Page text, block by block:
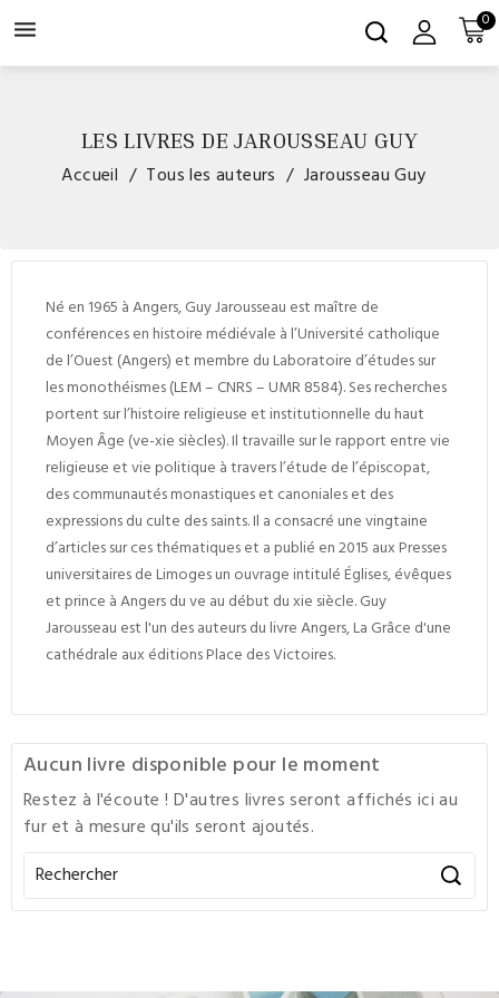
 0
LES LIVRES DE JAROUSSEAU GUY
Accueil Tous les auteurs Jarousseau Guy
Né en 1965 à Angers, Guy Jarousseau est maître de
conférences en histoire médiévale à l’Université catholique
de l’Ouest (Angers) et membre du Laboratoire d’études sur
les monothéismes (LEM – CNRS – UMR 8584). Ses recherches
portent sur l’histoire religieuse et institutionnelle du haut
Moyen Âge (ve-xie siècles). Il travaille sur le rapport entre vie
religieuse et vie politique à travers l’étude de l’épiscopat,
des communautés monastiques et canoniales et des
expressions du culte des saints. Il a consacré une vingtaine
d’articles sur ces thématiques et a publié en 2015 aux Presses
universitaires de Limoges un ouvrage intituléÉglises, évêques
et prince à Angers duve au début duxie siècle. Guy
Jarousseau est l'un des auteurs du livre Angers, La Grâce d'une
cathédrale aux éditions Place des Victoires.
Aucun livre disponible pour le moment
Restez à l'écoute ! D'autres livres seront affichés ici au
fur et à mesure qu'ils seront ajoutés.